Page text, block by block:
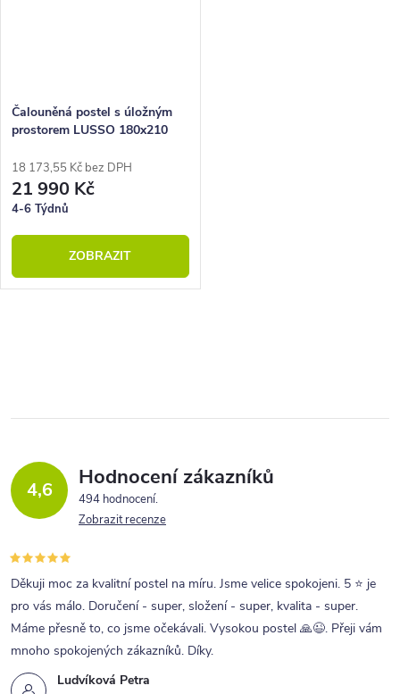
Čalouněná postel s úložným
prostorem LUSSO 180x210
18 173,55 Kč bez DPH
21 990 Kč
4-6 Týdnů
ZOBRAZIT
á
a
c
p
r
v
k
y
4,6 Hodnocení zákazníků
494 hodnocení
Zobrazit recenze
Ludvíková Petra
Děkuji moc za kvalitní postel na míru. Jsme velice spokojeni. 5 ⭐ je
pro vás málo. Doručení - super, složení - super, kvalita - super.
Máme přesně to, co jsme očekávali. Vysokou postel 🙏😉. Přeji vám
mnoho spokojených zákazníků. Díky.